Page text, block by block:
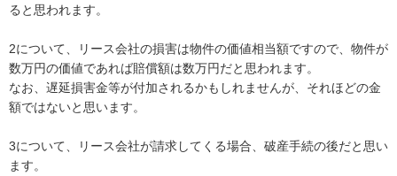
ると思われます。
2について、リース会社の損害は物件の価値相当額ですので、物件が
数万円の価値であれば賠償額は数万円だと思われます。
なお、遅延損害金等が付加されるかもしれませんが、それほどの金
額ではないと思います。
3について、リース会社が請求してくる場合、破産手続の後だと思い
ます。